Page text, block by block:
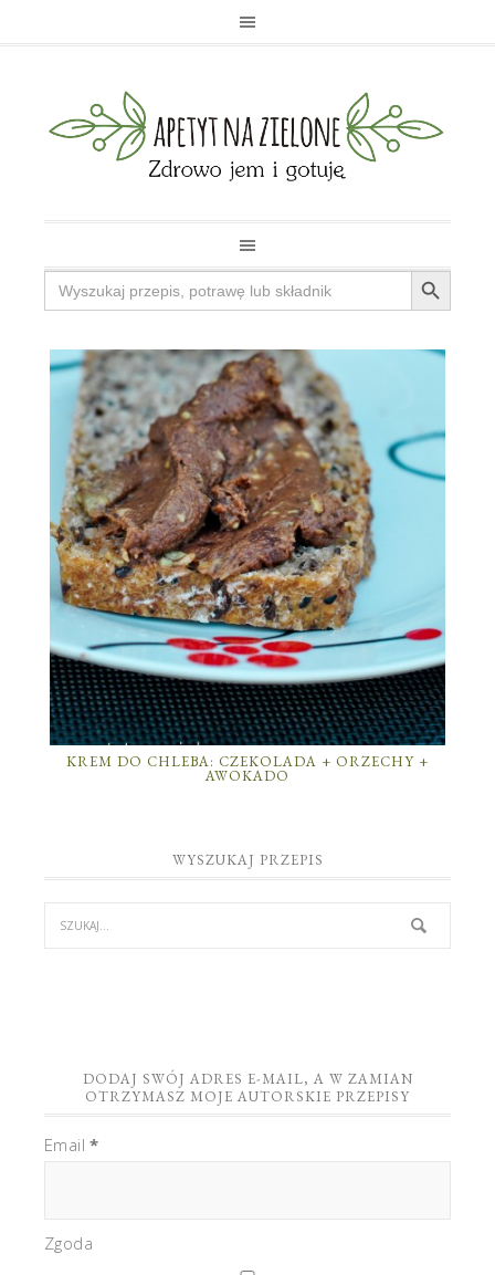
Search
for:
Search Button
KREM DO CHLEBA: CZEKOLADA + ORZECHY +
AWOKADO
WYSZUKAJ PRZEPIS
DODAJ SWÓJ ADRES E-MAIL, A W ZAMIAN
OTRZYMASZ MOJE AUTORSKIE PRZEPISY
Email*
Zgoda